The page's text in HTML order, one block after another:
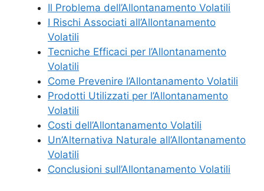
Il Problema dell’Allontanamento Volatili
I Rischi Associati all’Allontanamento
Volatili
Tecniche Efficaci per l’Allontanamento
Volatili
Come Prevenire l’Allontanamento Volatili
Prodotti Utilizzati per l’Allontanamento
Volatili
Costi dell’Allontanamento Volatili
Un’Alternativa Naturale all’Allontanamento
Volatili
Conclusioni sull’Allontanamento Volatili